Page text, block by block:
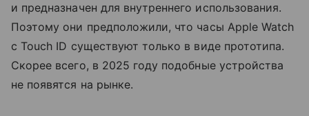
и предназначен для внутреннего использования.
Поэтому они предположили, что часы Apple Watch
с Touch ID существуют только в виде прототипа.
Скорее всего, в 2025 году подобные устройства
не появятся на рынке.